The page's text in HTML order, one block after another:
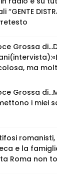
“GENTE
Grossa
ma
Grossa
i miei
e la
Roma non